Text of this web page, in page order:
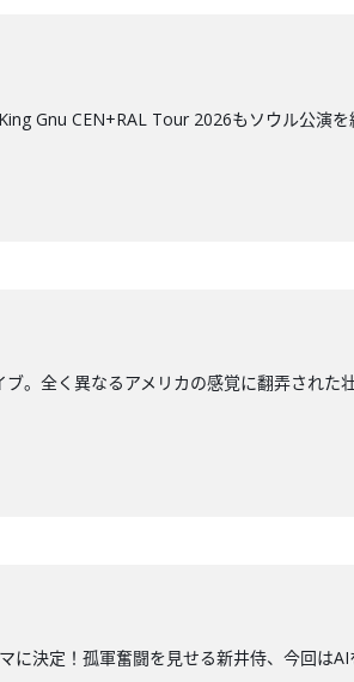
Gnu CEN+RAL Tour 2026もソウル公演を
。全く異なるアメリカの感覚に翻弄された
に決定！孤軍奮闘を見せる新井侍、今回は